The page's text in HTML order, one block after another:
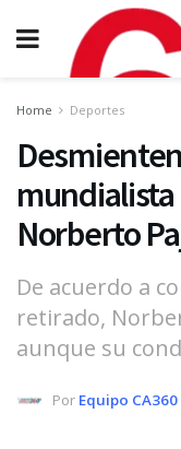
Home Deportes
Norberto
De acuerdo a
retirado,
aunque su
Por Equipo CA360